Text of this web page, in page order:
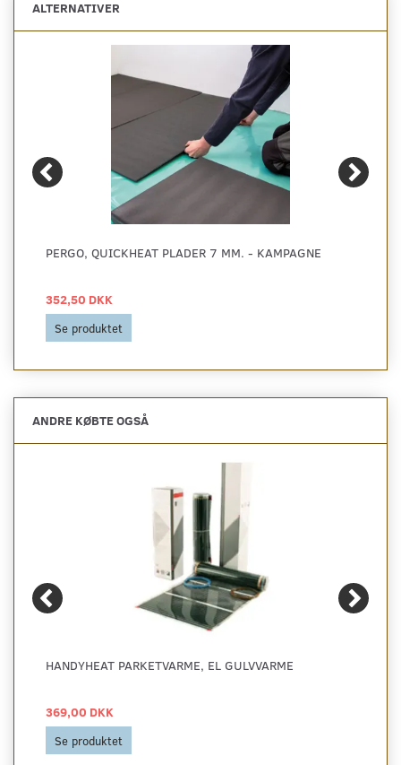
ALTERNATIVER
PERGO, QUICKHEAT PLADER 7 MM. - KAMPAGNE
352,50 DKK
Se produktet
ANDRE KØBTE OGSÅ
HANDYHEAT PARKETVARME, EL GULVVARME
369,00 DKK
Se produktet